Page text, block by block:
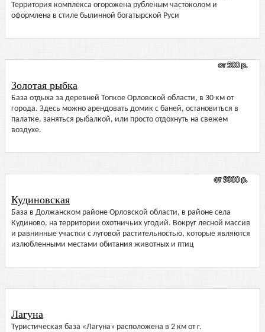
Территория комплекса огорожена рубленым частоколом и
оформлена в стиле былинной богатырской Руси
от 500 р.
Золотая рыбка
База отдыха за деревней Топкое Орловской области, в 30 км от
города. Здесь можно арендовать домик с баней, остановиться в
палатке, заняться рыбалкой, или просто отдохнуть на свежем
воздухе.
от 5000 р.
Кудиновская
База в Должанском районе Орловской области, в районе села
Кудиново, на территории охотничьих угодий. Вокруг лесной массив
и равнинные участки с луговой растительностью, которые являются
излюбленными местами обитания животных и птиц
Лагуна
Туристическая база «Лагуна» расположена в 2 км от г.